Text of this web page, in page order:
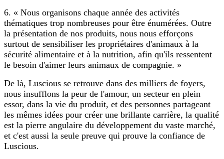
6. « Nous organisons chaque année des activités
thématiques trop nombreuses pour être énumérées. Outre
la présentation de nos produits, nous nous efforçons
surtout de sensibiliser les propriétaires d'animaux à la
sécurité alimentaire et à la nutrition, afin qu'ils ressentent
le besoin d'aimer leurs animaux de compagnie. »
De là, Luscious se retrouve dans des milliers de foyers,
nous insufflons la peur de l'amour, un secteur en plein
essor, dans la vie du produit, et des personnes partageant
les mêmes idées pour créer une brillante carrière, la qualité
est la pierre angulaire du développement du vaste marché,
et c'est aussi la seule preuve qui prouve la confiance de
Luscious.